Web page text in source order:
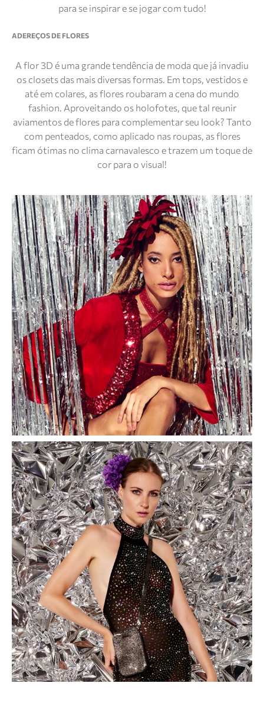
para se inspirar e se jogar com tudo!
ADEREÇOS DE FLORES
A flor 3D é uma grande tendência de moda que já invadiu
os closets das mais diversas formas. Em tops, vestidos e
até em colares, as flores roubaram a cena do mundo
fashion. Aproveitando os holofotes, que tal reunir
aviamentos de flores para complementar seu look? Tanto
com penteados, como aplicado nas roupas, as flores
ficam ótimas no clima carnavalesco e trazem um toque de
cor para o visual!